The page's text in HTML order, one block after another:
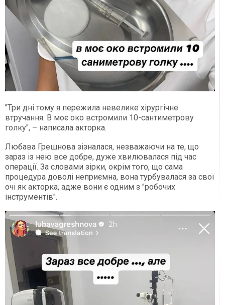
"Три дні тому я пережила невелике хірургічне
втручання. В моє око встромили 10-сантиметрову
голку", – написала акторка.
Любава Грешнова зізналася, незважаючи на те, що
зараз із нею все добре, дуже хвилювалася під час
операції. За словами зірки, окрім того, що сама
процедура доволі неприємна, вона турбувалася за свої
очі як акторка, адже вони є одним з "робочих
інструментів".